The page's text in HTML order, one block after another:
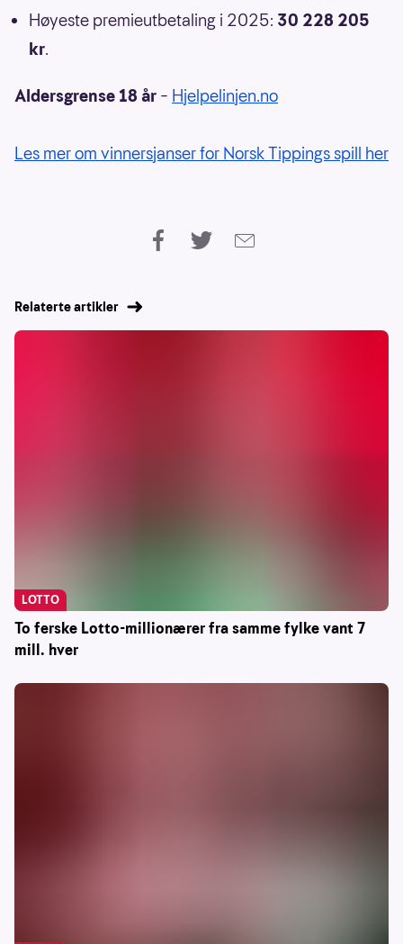
Høyeste premieutbetaling i 2025: 30 228 205
kr.
Aldersgrense 18 år – Hjelpelinjen.no
Les mer om vinnersjanser for Norsk Tippings spill her
Relaterte artikler
To ferske Lotto-millionærer fra samme fylke vant 7
mill. hver
LOTTO